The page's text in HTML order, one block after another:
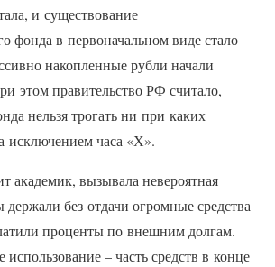
и существование
фонда в первоначальном виде стало
накопленные рубли начали
этом правительство РФ считало,
нельзя трогать ни при каких
исключением часа «Х».
академик, вызывала невероятная
держали без отдачи огромные средства
проценты по внешним долгам.
использование – часть средств в конце